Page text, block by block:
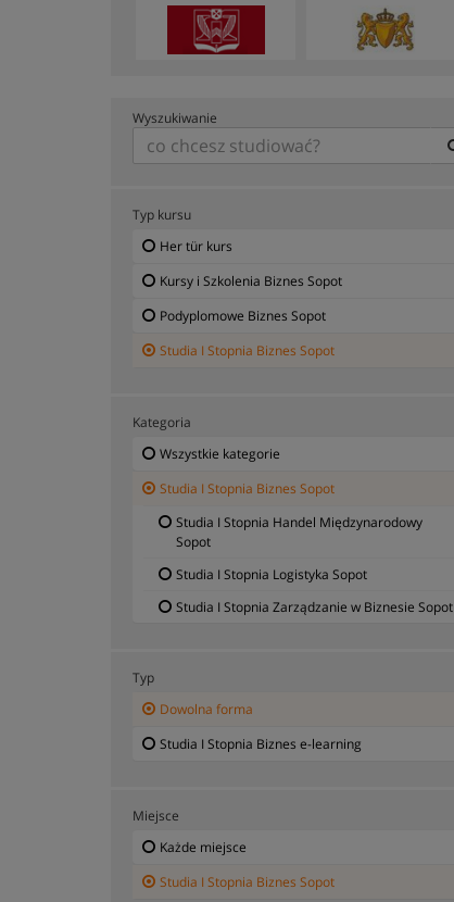
Wyszukiwanie
Typ kursu
Her tür kurs
Kursy i Szkolenia Biznes Sopot
Podyplomowe Biznes Sopot
Studia I Stopnia Biznes Sopot
Kategoria
Wszystkie kategorie
Studia I Stopnia Biznes Sopot
Studia I Stopnia Handel Międzynarodowy
Sopot
Studia I Stopnia Logistyka Sopot
Studia I Stopnia Zarządzanie w Biznesie Sopot
Typ
Dowolna forma
Studia I Stopnia Biznes e-learning
Miejsce
Każde miejsce
Studia I Stopnia Biznes Sopot